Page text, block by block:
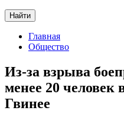
Найти
Главная
Общество
Из-за взрыва
менее 20 человек
Гвинее